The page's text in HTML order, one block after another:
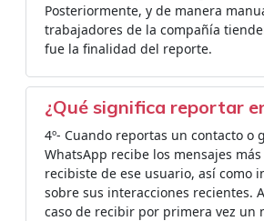
Posteriormente, y de manera
trabajadores de la compañía
fue la finalidad del reporte.
¿Qué significa reportar
4º- Cuando reportas un contacto o
WhatsApp recibe los mensajes
recibiste de ese usuario, así como
sobre sus interacciones recientes.
caso de recibir por primera vez un